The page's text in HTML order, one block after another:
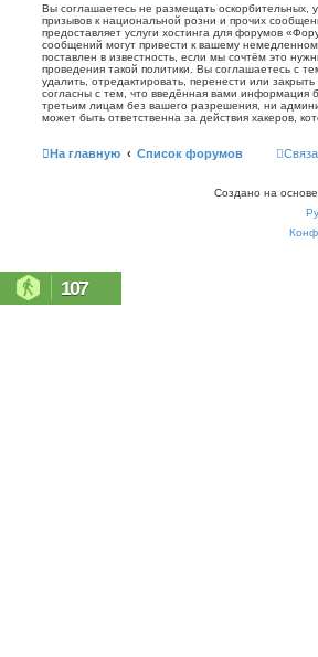
Вы соглашаетесь не размещать оскорбительных,
призывов к национальной розни и прочих
предоставляет услуги хостинга для форумов
сообщений могут привести к вашему
поставлен в известность, если мы сочтём это
проведения такой политики. Вы соглашаетесь с
удалить, отредактировать, перенести или
согласны с тем, что введённая вами информация
третьим лицам без вашего разрешения, ни
может быть ответственна за действия хакеров,
На главную Список форумов
Создано на основе
107